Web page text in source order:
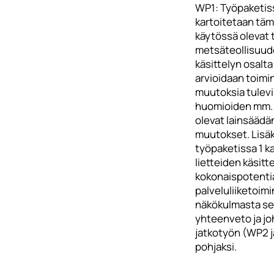
WP1:
kartoitetaan
käytössä
käsittelyn osalta
arvioidaan
muutoksia
huomioiden
olevat
muutokset.
työpaketissa 1
lietteiden
näkökulmasta
yhteenveto ja
jatkotyön (WP2
pohjaksi.